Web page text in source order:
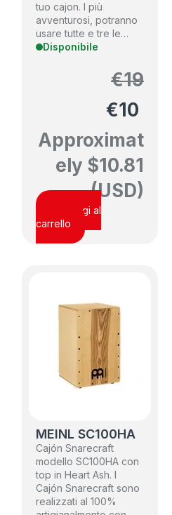
tuo cajon. I più
avventurosi, potranno
usare tutte e tre le…
Disponibile
€19
€10
Approximat
ely $10.81
(USD)
Aggiungi al
carrello
MEINL SC100HA
Cajón Snarecraft
modello SC100HA con
top in Heart Ash. I
Cajón Snarecraft sono
realizzati al 100%